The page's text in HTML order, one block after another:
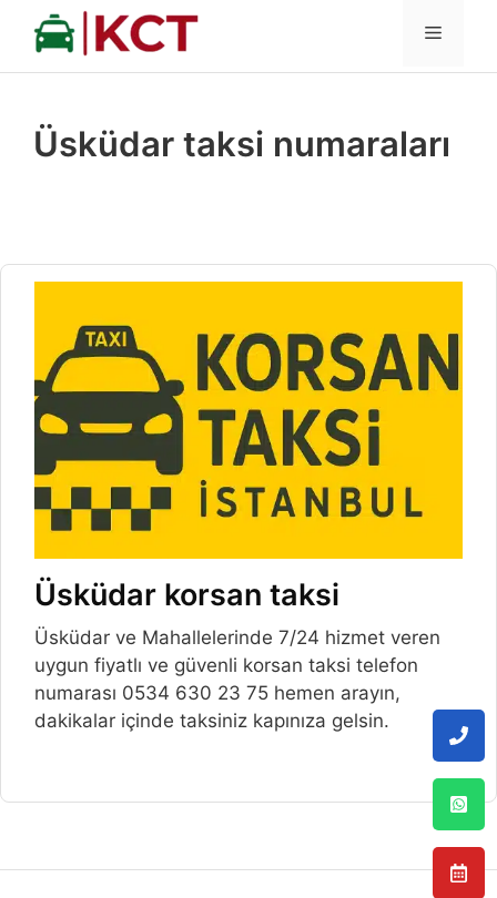
İçeriğe
MENÜ
Üsküdar taksi numaraları
Üsküdar korsan taksi
Üsküdar ve Mahallelerinde 7/24 hizmet veren
uygun fiyatlı ve güvenli korsan taksi telefon
numarası 0534 630 23 75 hemen arayın,
dakikalar içinde taksiniz kapınıza gelsin.